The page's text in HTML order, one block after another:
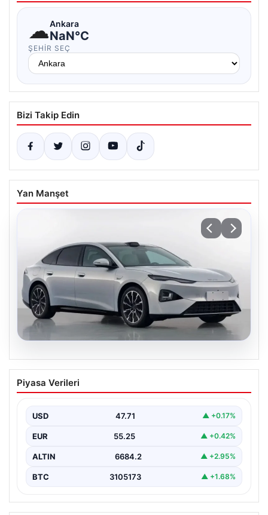
☁Ankara
NaN°C
ŞEHIR SEÇ
Bizi Takip Edin
Yan Manşet
BYD’nin yeni model hamlesi:
Otomotivde ‘erken eskitme’ dönemi mi
Piyasa Verileri
USD 47.71 ▲ +0.17%
EUR 55.25 ▲ +0.42%
ALTIN 6684.2 ▲ +2.95%
BTC 3105173 ▲ +1.68%